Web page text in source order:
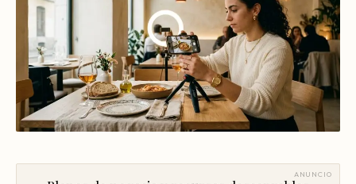
Mentoría Gastronómica
Transformación Digital
Arquitectura Gastronómica
Inversores Internacionales
Escandallos de restaurante
Ingeniería de menú
Carta rentable
Subir ticket medio
Glosario
Solicitar diagnóstico
ANUNCIO